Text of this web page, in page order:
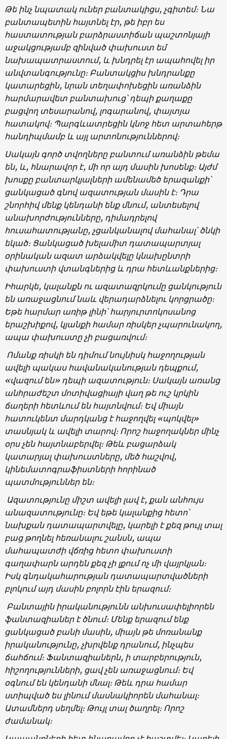
Թե ինչ նպատակ ուներ բանտակիցս, չգիտեմ։ Նա
բանտապետին հայտնել էր, թե իբր ես
հաստատության բարձրաստիճան պաշտոնյայի
աջակցությամբ զինված փախուստ եմ
նախապատրաստում, և խնդրել էր ապահովել իր
անվտանգությունը։ Բանտակցիս խնդրանքը
կատարեցին, նրան տեղափոխեցին առանձին
հարմարավետ բանտախուց՝ դեպի քաղաքը
բացվող տեսարանով, լոգարանով, փայտյա
հատակով։ Պարգևատրեցին կնոջ հետ արտահերթ
հանդիպմամբ և այլ արտոնություններով։
Սակայն գործ տվողները բանտում առանձին թեմա
են, և, հնարավոր է, մի որ այդ մասին խոսենք։ Այժմ
խոսքը բանտարկյալների ամենամեծ երազանքի՝
ցանկացած գնով ազատության մասին է։ Դրա
շնորհիվ մենք կենդանի ենք մնում, անտեսելով
անախորժությունները, դիմադրելով
հուսահատությանը, չցանկանալով մահանալ՝ ծնկի
եկած։ Ցանկացած խելամիտ դատապարտյալ
օրինական ազատ արձակվելը կնախընտրի
փախուստի վտանգներից և դրա հետևանքներից։
Իհարկե, կալանքն ու ազատազրկումը ցանկություն
են առաջացնում նաև վերադարձնելու կորցրածը։
Եթե հարմար առիթ լինի՝ հարյուրտոկոսանոց
երաշխիքով, կյանքի համար ռիսկեր չպարունակող,
ապա փախուստը չի բացառվում։
Ոմանք ռիսկի են դիմում նույնիսկ հաջողության
ավելի պակաս հավանականության դեպքում,
«վազում են» դեպի ազատություն։ Սակայն առանց
անհրաժեշտ մոտիվացիայի վաղ թե ուշ կրկին
ճաղերի հետևում են հայտնվում։ Եվ միայն
հատուկենտ մարդկանց է հաջողվել «պոկվել»
տասնյակ և ավելի տարով։ Որոշ հաջողակներ մինչ
օրս չեն հայտնաբերվել։ Թեև բացարձակ
կատարյալ փախուստները, մեծ հաշվով,
կինեմատոգրաֆիստների հորինած
պատմություններ են։
Ազատությունը միշտ ավելի լավ է, քան անհույս
անազատությունը։ Եվ եթե կալանքից հետո՝
նախքան դատապարտվելը, կարելի է քեզ թույլ տալ
բաց թողնել հեռանալու շանսն, ապա
մահապատժի վճռից հետո փախուստի
գաղափարն արդեն քեզ չի լքում ոչ մի վայրկյան։
Իսկ գնդակահարության դատապարտվածների
բլոկում այդ մասին բոլորն էին երազում։
Բանտային իրականությունն անխուսափելիորեն
ֆանտազիաներ է ծնում։ Մենք երազում ենք
ցանկացած բանի մասին, միայն թե մոռանանք
իրականությունը, չխրվենք դրանում, ինչպես
ճահճում։ Ֆանտազիաներն, ի տարբերություն,
հիշողությունների, ցավ չեն առաջացնում։ Եվ
օգնում են կենդանի մնալ։ Թեև դրա համար
ստիպված ես լինում մասնակիորեն մահանալ։
Ատամներդ սեղմել։ Թույլ տալ ծաղրել։ Որոշ
ժամանակ։